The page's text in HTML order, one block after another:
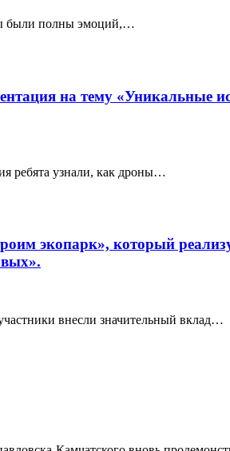
были полны эмоций,…
на тему «Уникальные
ребята узнали, как дроны…
экопарк», который
внесли значительный вклад…